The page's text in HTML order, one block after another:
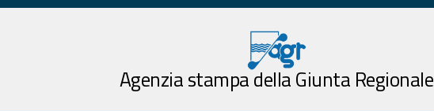
Agenzia stampa della Giunta Regionale